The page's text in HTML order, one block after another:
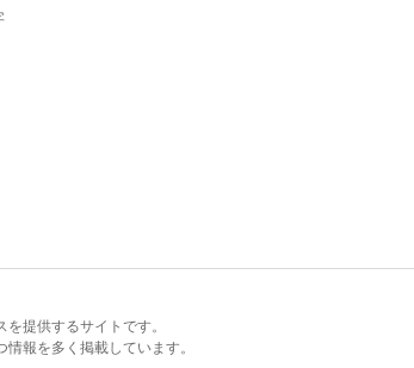
提供するサイトです。
報を多く掲載しています。